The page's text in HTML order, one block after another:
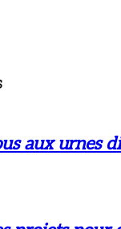
aux urnes